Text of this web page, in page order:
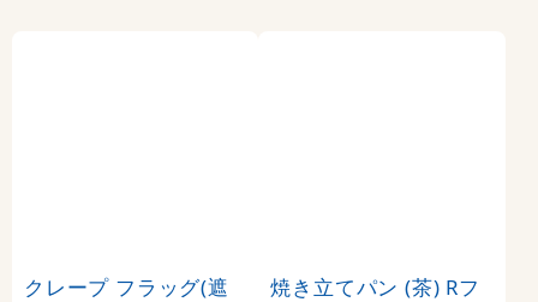
クレープ フラッグ(遮
焼き立てパン (茶) Rフ